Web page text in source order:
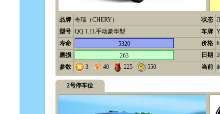
品牌 奇瑞（CHERY） 状态
型号 QQ 1.1L手动豪华型 车牌
寿命
5320 价格
磨损
263 日期
参数
3 40 225 550 当前
2号停车位